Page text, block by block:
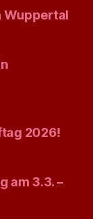
Wuppertal
2026!
am 3.3. –